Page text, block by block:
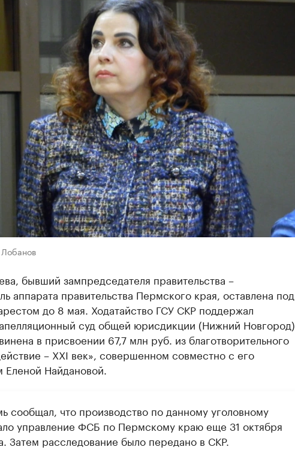
бывший зампредседателя правительства –
аппарата правительства Пермского края, оставлена под
до 8 мая. Ходатайство ГСУ СКР поддержал
суд общей юрисдикции (Нижний Новгород).
в присвоении 67,7 млн руб. из благотворительного
– ХХI век», совершенном совместно с его
Еленой Найдановой.
сообщал, что производство по данному уголовному
управление ФСБ по Пермскому краю еще 31 октября
Затем расследование было передано в СКР.